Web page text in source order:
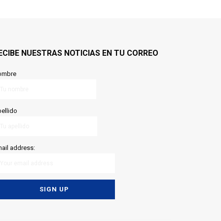
NUESTRAS NOTICIAS EN TU CORREO
address: